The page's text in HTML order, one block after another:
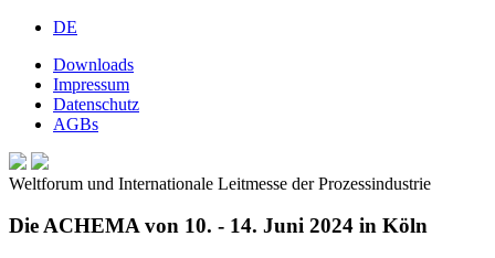
DE
Downloads
Impressum
Datenschutz
AGBs
Weltforum und Internationale Leitmesse der Prozessindustrie
Die ACHEMA von 10. - 14. Juni 2024 in Köln